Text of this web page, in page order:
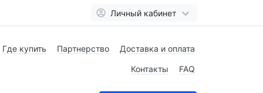
Личный кабинет
Где купить Партнерство Доставка и оплата
Контакты FAQ